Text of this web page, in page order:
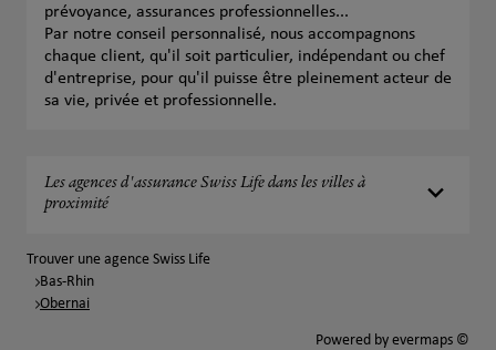
prévoyance, assurances professionnelles...
Par notre conseil personnalisé, nous accompagnons
chaque client, qu'il soit particulier, indépendant ou chef
d'entreprise, pour qu'il puisse être pleinement acteur de
sa vie, privée et professionnelle.
Les agences d'assurance Swiss Life dans les villes à
proximité
Trouver une agence Swiss Life
Bas-Rhin
Obernai
Powered by evermaps ©